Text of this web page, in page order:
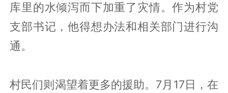
库里的水倾泻而下加重了灾情。作为村党
支部书记，他得想办法和相关部门进行沟
通。
村民们则渴望着更多的援助。7月17日，在